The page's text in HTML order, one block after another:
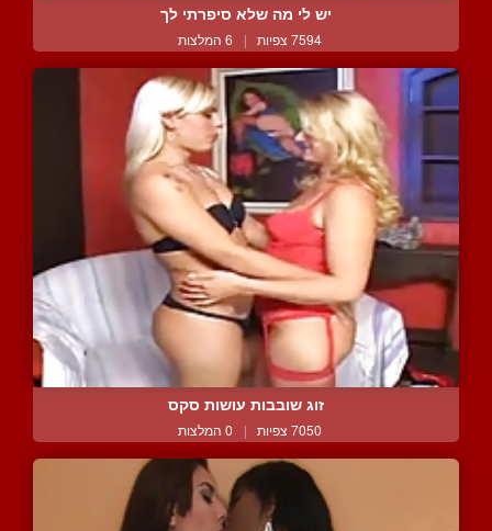
יש לי מה שלא סיפרתי לך
7594 צפיות | 6 המלצות
זוג שובבות עושות סקס
7050 צפיות | 0 המלצות